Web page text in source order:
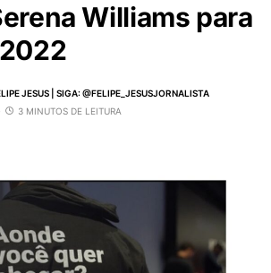
Williams para
JESUS | SIGA: @FELIPE_JESUSJORNALISTA
3 MINUTOS DE LEITURA